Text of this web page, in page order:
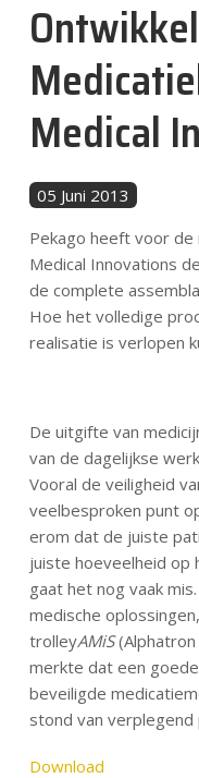
Nachrichten
Kontakt
Medical
05 Juni 2013
Pekago heeft voor de
Medical Innovations
de complete
Hoe het volledige
realisatie is verlopen
De uitgifte van
van de dagelijkse
Vooral de veiligheid
veelbesproken punt
erom dat de juiste
juiste hoeveelheid
gaat het nog vaak
medische
trolleyAMiS(Alphatron
merkte dat een
beveiligde
stond van verplegend
Download